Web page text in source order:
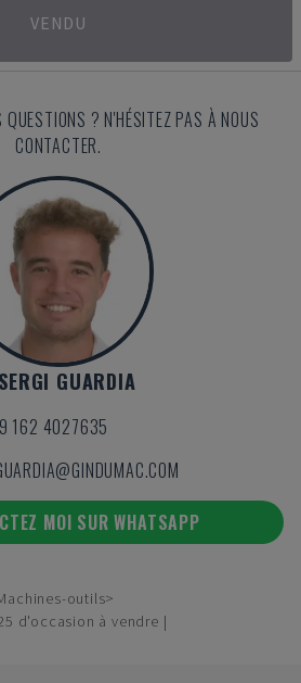
VENDU
QUESTIONS ? N'HÉSITEZ PAS À NOUS
CONTACTER.
SERGI GUARDIA
162 4027635
MOI SUR WHATSAPP
outils
d'occasion à vendre |